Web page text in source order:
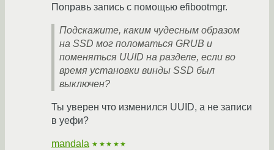
Поправь запись с помощью efibootmgr.
Подскажите, каким чудесным образом
на SSD мог поломаться GRUB и
поменяться UUID на разделе, если во
время установки винды SSD был
выключен?
Ты уверен что изменился UUID, а не записи
в уефи?
mandala ★★★★★